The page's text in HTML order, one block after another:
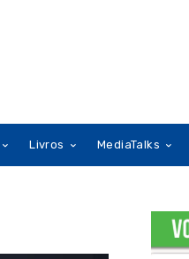
Livros MediaTalks